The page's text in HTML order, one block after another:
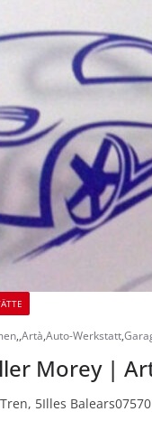
,,Artà,Auto-Werkstatt,
Morey |
5Illes